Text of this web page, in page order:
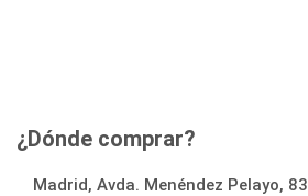
¿Dónde comprar?
Madrid, Avda. Menéndez Pelayo, 83